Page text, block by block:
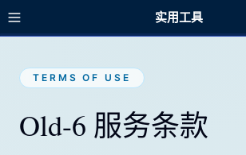
实用工具
TERMS OF USE
Old-6 服务条款